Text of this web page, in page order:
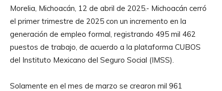
Morelia, Michoacán, 12 de abril de 2025.- Michoacán cerró
el primer trimestre de 2025 con un incremento en la
generación de empleo formal, registrando 495 mil 462
puestos de trabajo, de acuerdo a la plataforma CUBOS
del Instituto Mexicano del Seguro Social (IMSS).
Solamente en el mes de marzo se crearon mil 961